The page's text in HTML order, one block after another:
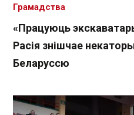
«Працуюць
Расія знішчае
Беларуссю
Грамадства